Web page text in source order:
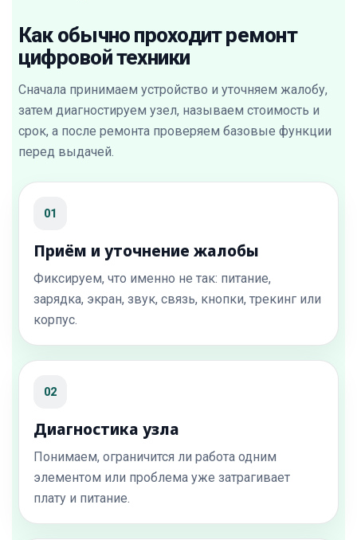
Как обычно проходит ремонт
цифровой техники
Сначала принимаем устройство и уточняем жалобу,
затем диагностируем узел, называем стоимость и
срок, а после ремонта проверяем базовые функции
перед выдачей.
01
Приём и уточнение жалобы
Фиксируем, что именно не так: питание,
зарядка, экран, звук, связь, кнопки, трекинг или
корпус.
02
Диагностика узла
Понимаем, ограничится ли работа одним
элементом или проблема уже затрагивает
плату и питание.